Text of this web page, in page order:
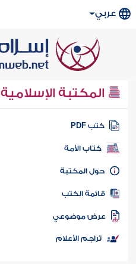
عربي
المكتبة الإسلامية
كتب PDF
كتاب الأمة
المكتبة
الكتب
موضوعي